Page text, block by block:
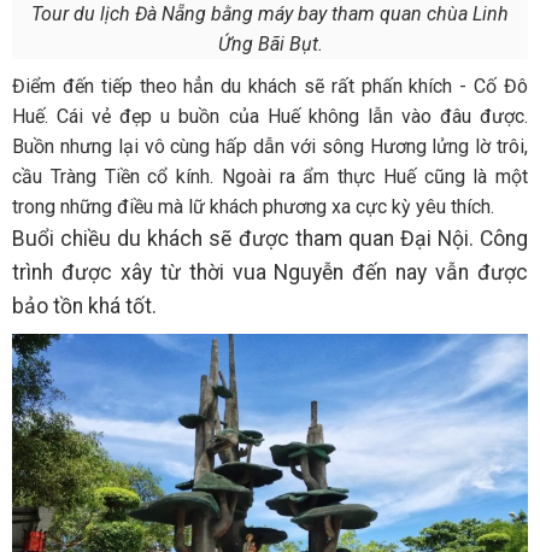
Tour du lịch Đà Nẵng bằng máy bay tham quan chùa Linh
Ứng Bãi Bụt.
Điểm đến tiếp theo hẳn du khách sẽ rất phấn khích - Cố Đô
Huế. Cái vẻ đẹp u buồn của Huế không lẫn vào đâu được.
Buồn nhưng lại vô cùng hấp dẫn với sông Hương lửng lờ trôi,
cầu Tràng Tiền cổ kính. Ngoài ra ẩm thực Huế cũng là một
trong những điều mà lữ khách phương xa cực kỳ yêu thích.
Buổi chiều du khách sẽ được tham quan Đại Nội. Công
trình được xây từ thời vua Nguyễn đến nay vẫn được
bảo tồn khá tốt.